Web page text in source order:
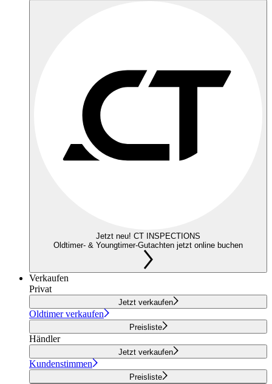
Jetzt neu! CT INSPECTIONS
Oldtimer- & Youngtimer-Gutachten jetzt online buchen
Verkaufen
Privat
Jetzt verkaufen
Oldtimer verkaufen
Preisliste
Händler
Jetzt verkaufen
Kundenstimmen
Preisliste